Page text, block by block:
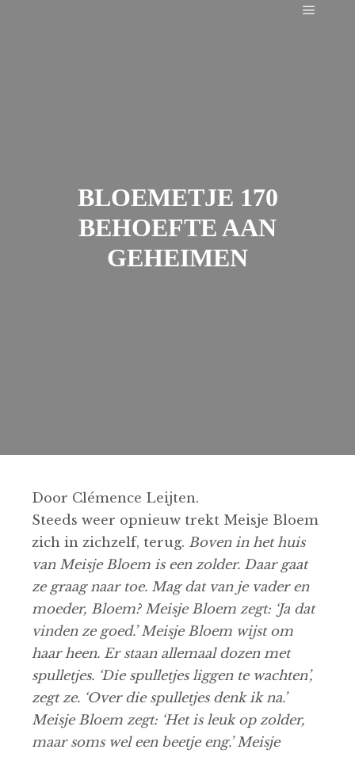
BLOEMETJE 170
BEHOEFTE AAN
GEHEIMEN
Door Clémence Leijten.
Steeds weer opnieuw trekt Meisje Bloem
zich in zichzelf, terug. Boven in het huis
van Meisje Bloem is een zolder. Daar gaat
ze graag naar toe. Mag dat van je vader en
moeder, Bloem? Meisje Bloem zegt: ‘Ja dat
vinden ze goed.’ Meisje Bloem wijst om
haar heen. Er staan allemaal dozen met
spulletjes. ‘Die spulletjes liggen te wachten’,
zegt ze. ‘Over die spulletjes denk ik na.’
Meisje Bloem zegt: ‘Het is leuk op zolder,
maar soms wel een beetje eng.’ Meisje